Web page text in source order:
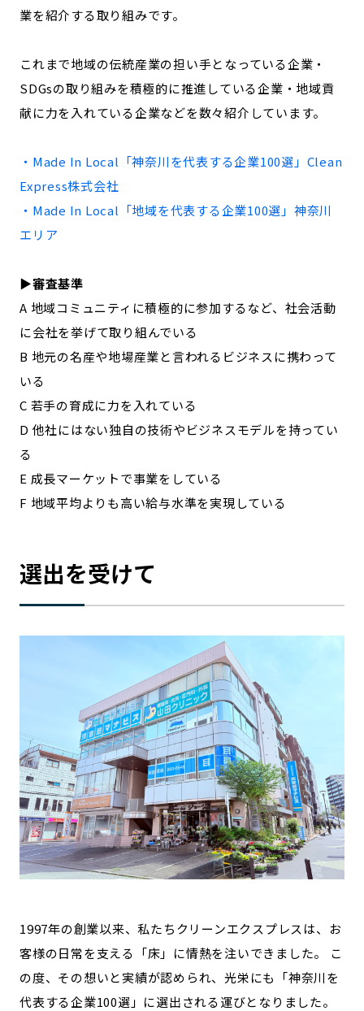
記事ライター
お問い合わせ
業を紹介する取り組みです。
これまで地域の伝統産業の担い手となっている企業・
SDGsの取り組みを積極的に推進している企業・地域貢
献に力を入れている企業などを数々紹介しています。
・Made In Local「神奈川を代表する企業100選」 Clean
Express株式会社
・Made In Local「地域を代表する企業100選」 神奈川
エリア
▶︎審査基準
A 地域コミュニティに積極的に参加するなど、社会活動
に会社を挙げて取り組んでいる
B 地元の名産や地場産業と言われるビジネスに携わって
いる
C 若手の育成に力を入れている
D 他社にはない独自の技術やビジネスモデルを持ってい
る
E 成長マーケットで事業をしている
F 地域平均よりも高い給与水準を実現している
選出を受けて
1997年の創業以来、私たちクリーンエクスプレスは、お
客様の日常を支える「床」に情熱を注いできました。 こ
の度、その想いと実績が認められ、光栄にも「神奈川を
代表する企業100選」に選出される運びとなりました。